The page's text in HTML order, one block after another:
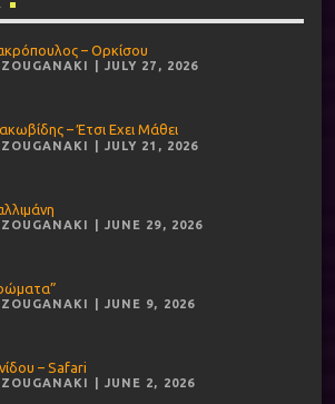
– Ορκίσου
| JULY 27, 2026
– Έτσι Εχει Μάθει
| JULY 21, 2026
| JUNE 29, 2026
| JUNE 9, 2026
– Safari
| JUNE 2, 2026